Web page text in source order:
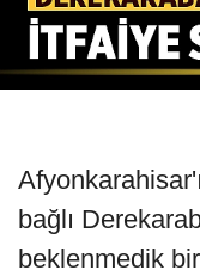
bağlı
beklenmedik